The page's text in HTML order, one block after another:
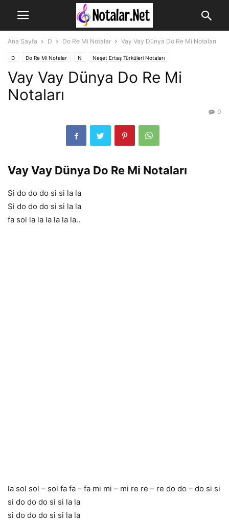
Ana Sayfa D Do Re Mi Notalar Vay Vay Dünya Do Re Mi Notaları
D Do Re Mi Notalar N Neşet Ertaş Türküleri Notaları
Vay Vay Dünya Do Re Mi
Notaları
0
Vay Vay Dünya Do Re Mi Notaları
Si do do do si si la la
Si do do do si si la la
fa sol la la la la la la..
la sol sol – sol fa fa – fa mi mi – mi re re – re do do – do si si
si do do do si si la la
si do do do si si la la